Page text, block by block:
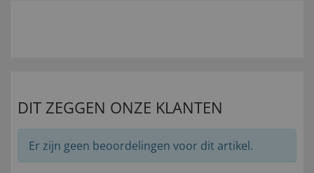
DIT ZEGGEN ONZE KLANTEN
Er zijn geen beoordelingen voor dit artikel.